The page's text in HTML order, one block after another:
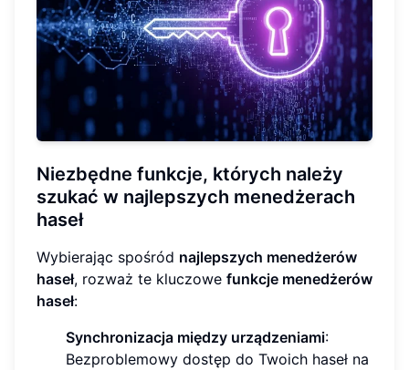
Niezbędne funkcje, których należy
szukać w najlepszych menedżerach
haseł
Wybierając spośród najlepszych menedżerów
haseł, rozważ te kluczowe funkcje menedżerów
haseł:
Synchronizacja między urządzeniami:
Bezproblemowy dostęp do Twoich haseł na